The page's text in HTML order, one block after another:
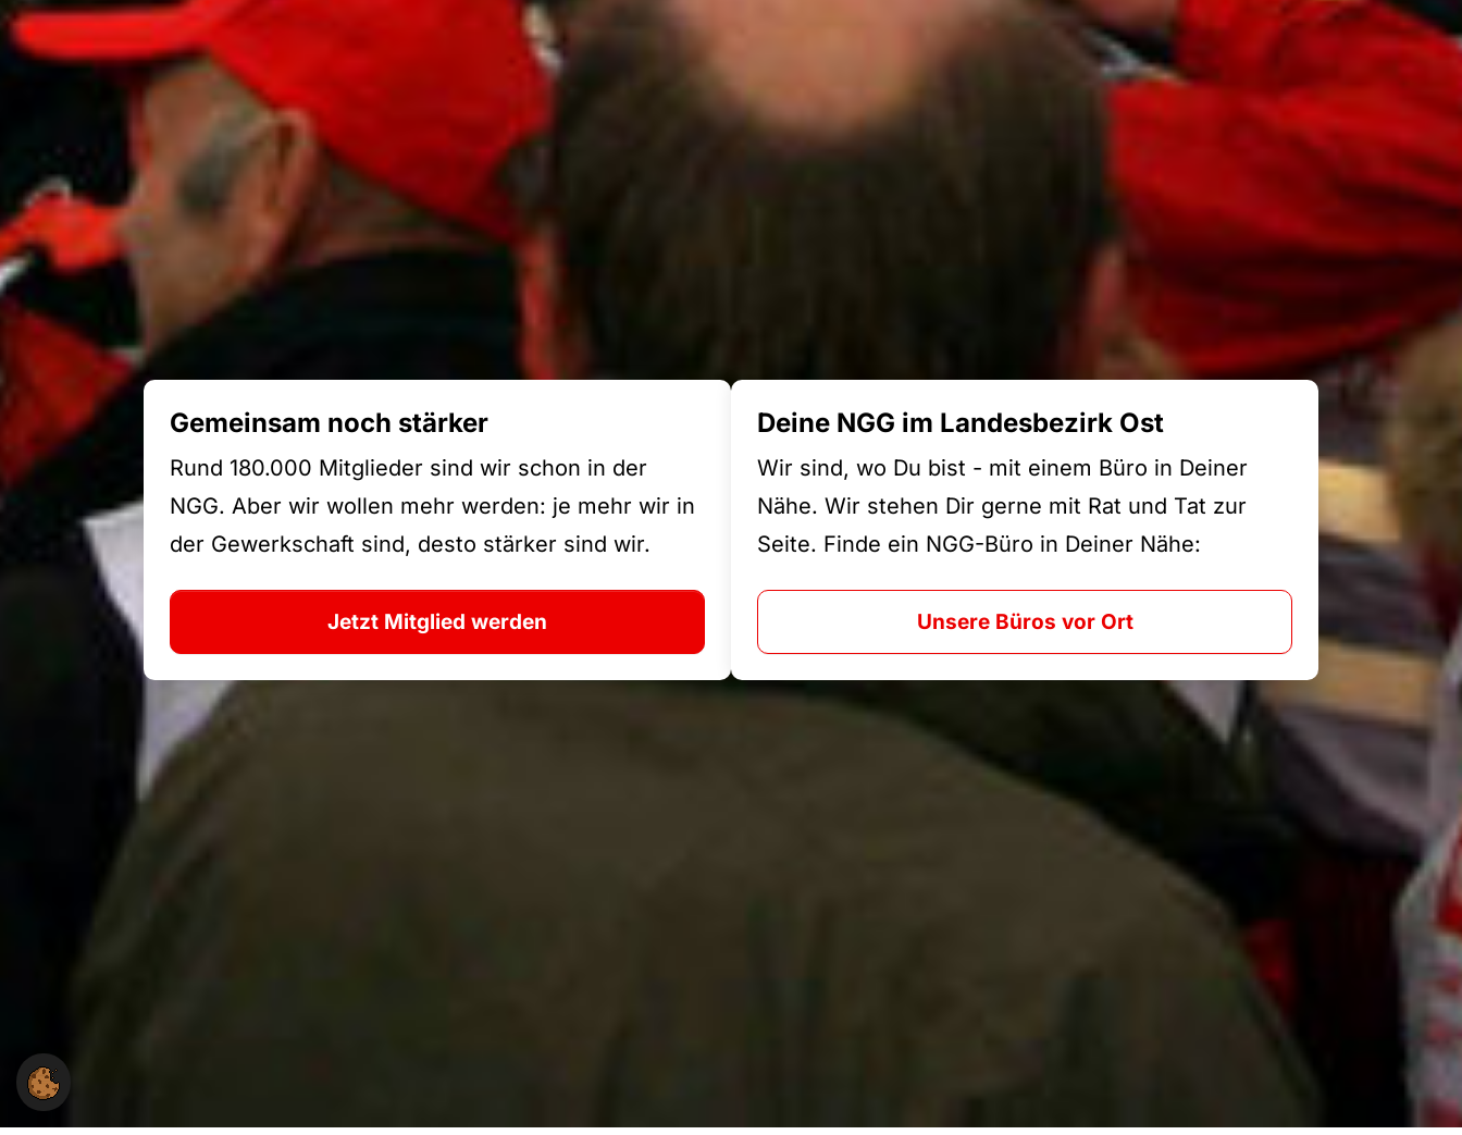
Gemeinsam noch stärker
Rund 180.000 Mitglieder sind wir schon in der
NGG. Aber wir wollen mehr werden: je mehr wir in
der Gewerkschaft sind, desto stärker sind wir.
Jetzt Mitglied werden
Deine NGG im Landesbezirk Ost
Wir sind, wo Du bist - mit einem Büro in Deiner
Nähe. Wir stehen Dir gerne mit Rat und Tat zur
Seite. Finde ein NGG-Büro in Deiner Nähe:
Unsere Büros vor Ort